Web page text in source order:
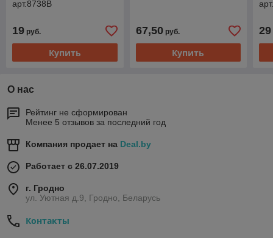
арт.8738В
19 руб.
Купить
67,50руб.
Купить
29
О нас
Рейтинг не сформирован
Менее 5 отзывов за последний год
Компания продает на Deal.by
Работает с 26.07.2019
г. Гродно
ул. Уютная д.9, Гродно, Беларусь
Контакты